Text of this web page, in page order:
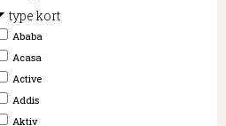
type kort
Ababa
Acasa
Active
Addis
Aktiv